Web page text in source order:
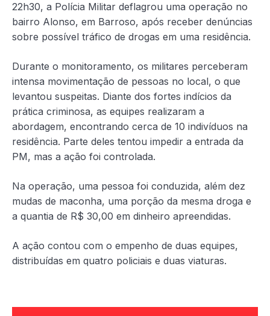
22h30, a Polícia Militar deflagrou uma operação no
bairro Alonso, em Barroso, após receber denúncias
sobre possível tráfico de drogas em uma residência.
Durante o monitoramento, os militares perceberam
intensa movimentação de pessoas no local, o que
levantou suspeitas. Diante dos fortes indícios da
prática criminosa, as equipes realizaram a
abordagem, encontrando cerca de 10 indivíduos na
residência. Parte deles tentou impedir a entrada da
PM, mas a ação foi controlada.
Na operação, uma pessoa foi conduzida, além dez
mudas de maconha, uma porção da mesma droga e
a quantia de R$ 30,00 em dinheiro apreendidas.
A ação contou com o empenho de duas equipes,
distribuídas em quatro policiais e duas viaturas.